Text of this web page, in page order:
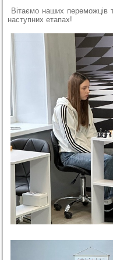
Вітаємо наших переможців
наступних етапах!